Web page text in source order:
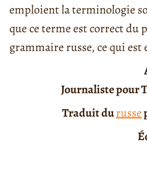
emploient la terminologie
que ce terme est correct du
grammaire russe, ce qui est
Journaliste pour
Traduit durusse